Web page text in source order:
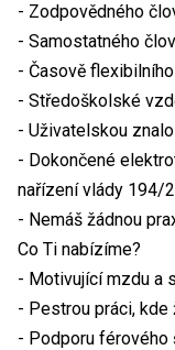
- Zodpovědného
- Samostatného
- Časově
- Středoškolské
- Uživatelskou
- Dokončené
nařízení vlády 194/
- Nemáš žádnou
Co Ti nabízíme?
- Motivující mzdu a
- Pestrou práci, kde
- Podporu férového